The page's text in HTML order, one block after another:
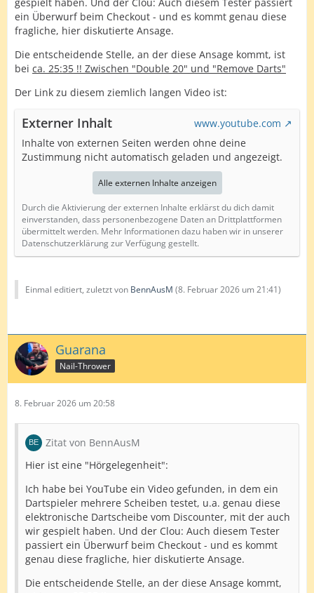
ein Überwurf beim Checkout - und es kommt genau diese
fragliche, hier diskutierte Ansage.
Die entscheidende Stelle, an der diese Ansage kommt, ist
bei ca. 25:35 !! Zwischen "Double 20" und "Remove Darts"
Der Link zu diesem ziemlich langen Video ist:
Externer Inhalt
www.youtube.com
Inhalte von externen Seiten werden ohne deine
Zustimmung nicht automatisch geladen und angezeigt.
Alle externen Inhalte anzeigen
Durch die Aktivierung der externen Inhalte erklärst du dich damit
einverstanden, dass personenbezogene Daten an Drittplattformen
übermittelt werden. Mehr Informationen dazu haben wir in unserer
Datenschutzerklärung zur Verfügung gestellt.
Einmal editiert, zuletzt von BennAusM (8. Februar 2026 um 21:41)
Guarana
Nail-Thrower
8. Februar 2026 um 20:58
Zitat von BennAusM
Hier ist eine "Hörgelegenheit":
Ich habe bei YouTube ein Video gefunden, in dem ein
Dartspieler mehrere Scheiben testet, u.a. genau diese
elektronische Dartscheibe vom Discounter, mit der auch
wir gespielt haben. Und der Clou: Auch diesem Tester
passiert ein Überwurf beim Checkout - und es kommt
genau diese fragliche, hier diskutierte Ansage.
Die entscheidende Stelle, an der diese Ansage kommt,